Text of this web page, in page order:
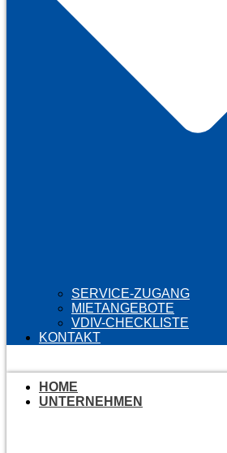
SERVICE-ZUGANG
MIETANGEBOTE
VDIV-CHECKLISTE
KONTAKT
HOME
UNTERNEHMEN